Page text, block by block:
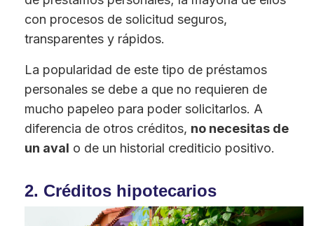
con procesos de solicitud seguros,
transparentes y rápidos.
La popularidad de este tipo de préstamos
personales se debe a que no requieren de
mucho papeleo para poder solicitarlos. A
diferencia de otros créditos, no necesitas de
un aval o de un historial crediticio positivo.
2. Créditos hipotecarios